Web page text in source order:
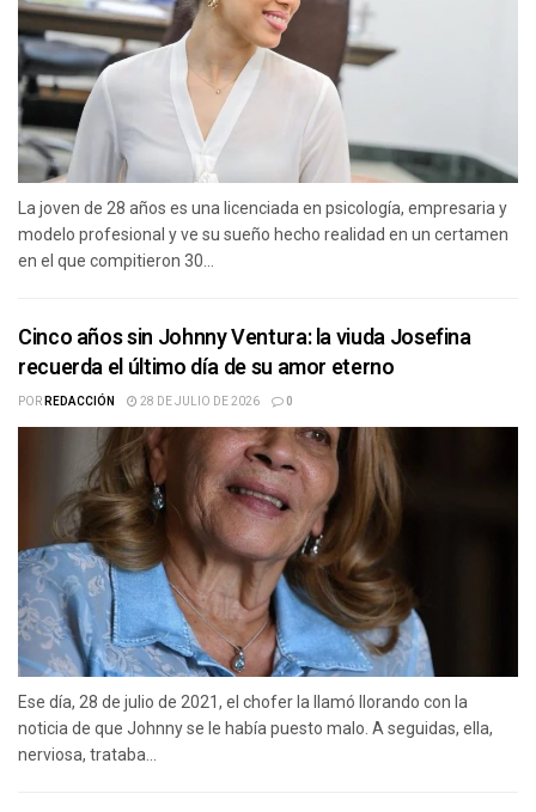
La joven de 28 años es una licenciada en psicología, empresaria y
modelo profesional y ve su sueño hecho realidad en un certamen
en el que compitieron 30...
Cinco años sin Johnny Ventura: la viuda Josefina
recuerda el último día de su amor eterno
PORREDACCIÓN 28 DE JULIO DE 2026 0
Ese día, 28 de julio de 2021, el chofer la llamó llorando con la
noticia de que Johnny se le había puesto malo. A seguidas, ella,
nerviosa, trataba...